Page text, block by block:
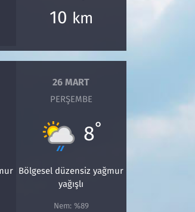
10 km
26 MART
PERŞEMBE
8°
Bölgesel düzensiz yağmur
yağışlı
Nem: %89